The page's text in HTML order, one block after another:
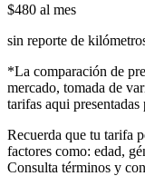
$480 al mes
sin reporte de
*La comparación de
mercado, tomada de
tarifas aqui presentadas
Recuerda que tu tarifa
factores como: edad,
Consulta términos y